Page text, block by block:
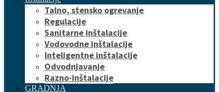
Talno, stensko ogrevanje
Regulacije
Sanitarne inštalacije
Vodovodne inštalacije
Inteligentne inštalacije
Odvodnjavanje
Razno-inštalacije
GRADNJA